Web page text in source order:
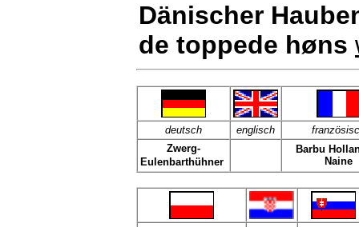
Dänischer
de toppede høns
deutsch englisch
Zwerg-
Eulenbarthühner
Barbu
Naine